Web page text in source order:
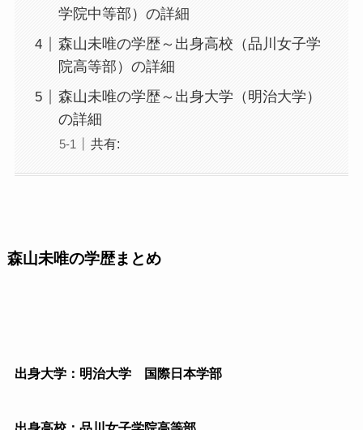
学院中等部）の詳細
森山未唯の学歴～出身高校（品川女子学
院高等部）の詳細
森山未唯の学歴～出身大学（明治大学）
の詳細
共有:
森山未唯の学歴まとめ
出身大学：明治大学 国際日本学部